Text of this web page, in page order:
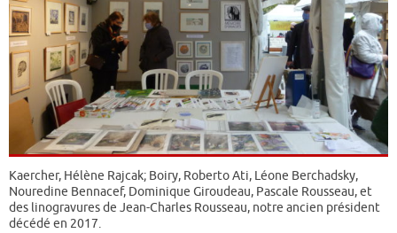
Kaercher, Hélène Rajcak; Boiry, Roberto Ati, Léone Berchadsky,
Nouredine Bennacef, Dominique Giroudeau, Pascale Rousseau, et
des linogravures de Jean-Charles Rousseau, notre ancien président
décédé en 2017.